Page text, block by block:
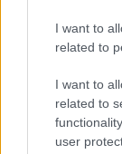
I want to
related to
I want to
related to
user